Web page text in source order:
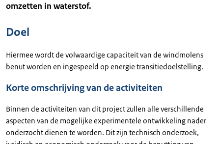
omzetten in waterstof.
Doel
Hiermee wordt de volwaardige capaciteit van de windmolens
benut worden en ingespeeld op energie transitiedoelstelling.
Korte omschrijving van de activiteiten
Binnen de activiteiten van dit project zullen alle verschillende
aspecten van de mogelijke experimentele ontwikkeling nader
onderzocht dienen te worden. Dit zijn technisch onderzoek,